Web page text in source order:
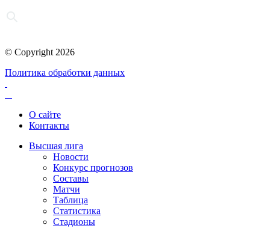
© Copyright 2026
Политика обработки данных
О сайте
Контакты
Высшая лига
Новости
Конкурс прогнозов
Составы
Матчи
Таблица
Статистика
Стадионы